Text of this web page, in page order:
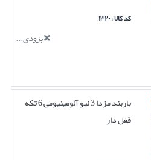
کد کالا : ۱۳۲۰
بزودی...
باربند مزدا 3 نیو آلومینیومی 6 تکه
قفل دار